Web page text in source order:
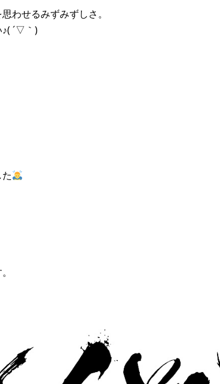
わせるみずみずしさ。
♪( ´▽｀)